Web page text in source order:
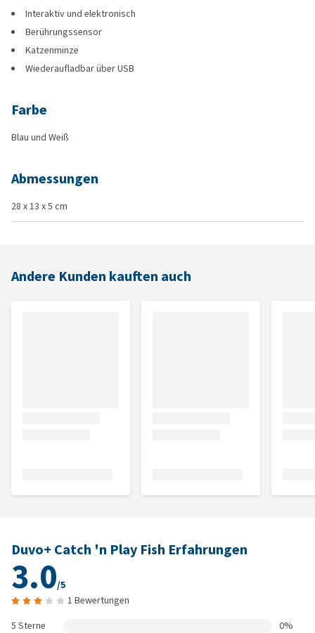
Interaktiv und elektronisch
Berührungssensor
Katzenminze
Wiederaufladbar über USB
Farbe
Blau und Weiß
Abmessungen
28 x 13 x 5 cm
Andere Kunden kauften auch
Duvo+ Catch 'n Play Fish Erfahrungen
3.0/5
1 Bewertungen
5 Sterne
0%